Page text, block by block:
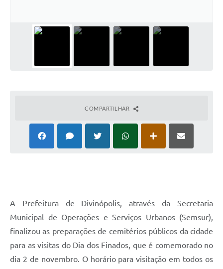
COMPARTILHAR
A Prefeitura de Divinópolis, através da Secretaria
Municipal de Operações e Serviços Urbanos (Semsur),
finalizou as preparações de cemitérios públicos da cidade
para as visitas do Dia dos Finados, que é comemorado no
dia 2 de novembro. O horário para visitação em todos os